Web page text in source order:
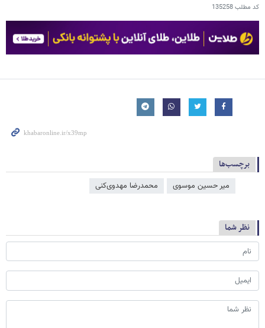
کد مطلب135258
برچسب‌ها
میر حسین موسوی محمدرضا مهدوی‌کنی
نظر شما